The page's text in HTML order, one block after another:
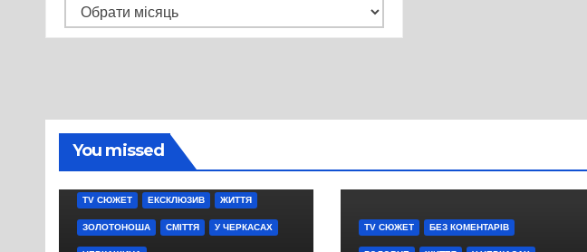
Архів
You missed
TV СЮЖЕТ ЕКСКЛЮЗИВ ЖИТТЯ
ЗОЛОТОНОША СМІТТЯ У ЧЕРКАСАХ TV СЮЖЕТ БЕЗ КОМЕНТАРІВ